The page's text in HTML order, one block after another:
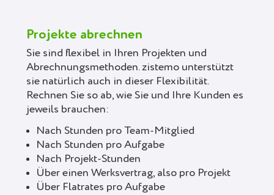
Projekte abrechnen
Sie sind flexibel in Ihren Projekten und
Abrechnungsmethoden. zistemo unterstützt
sie natürlich auch in dieser Flexibilität.
Rechnen Sie so ab, wie Sie und Ihre Kunden es
jeweils brauchen:
Nach Stunden pro Team-Mitglied
Nach Stunden pro Aufgabe
Nach Projekt-Stunden
Über einen Werksvertrag, also pro Projekt
Über Flatrates pro Aufgabe